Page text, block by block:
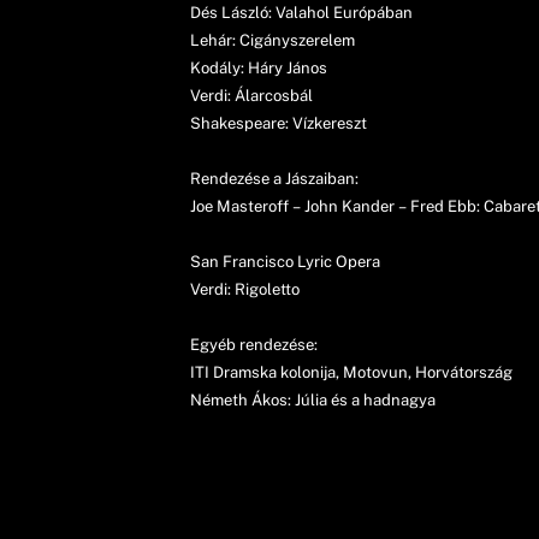
Dés László: Valahol Európában
Lehár: Cigányszerelem
Kodály: Háry János
Verdi: Álarcosbál
Shakespeare: Vízkereszt
Rendezése a Jászaiban:
Joe Masteroff – John Kander – Fred Ebb:
San Francisco Lyric Opera
Verdi: Rigoletto
Egyéb rendezése:
ITI Dramska kolonija, Motovun, Horvátország
Németh Ákos: Júlia és a hadnagya